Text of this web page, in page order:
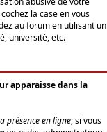
la case en vous
au forum en utilisant un
université, etc.
apparaisse dans la
présence en ligne; si vous